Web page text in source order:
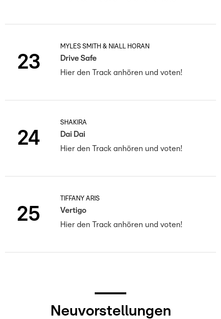
23
MYLES SMITH & NIALL HORAN
Drive Safe
Hier den Track anhören und voten!
24
SHAKIRA
Dai Dai
Hier den Track anhören und voten!
25
TIFFANY ARIS
Vertigo
Hier den Track anhören und voten!
Neuvorstellungen